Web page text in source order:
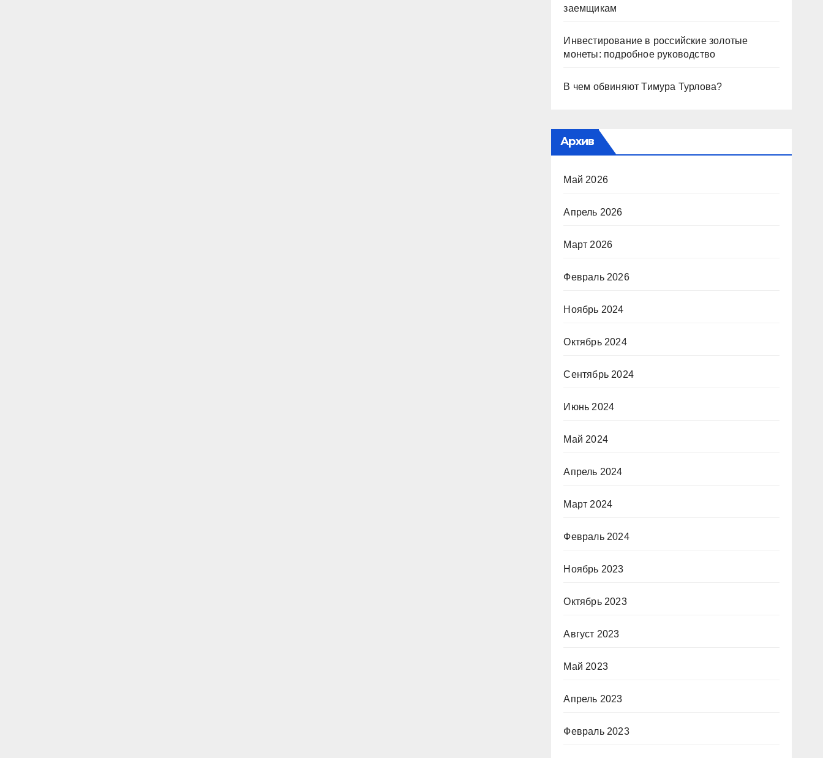
заемщикам
Инвестирование в российские золотые
монеты: подробное руководство
В чем обвиняют Тимура Турлова?
Архив
Май 2026
Апрель 2026
Март 2026
Февраль 2026
Ноябрь 2024
Октябрь 2024
Сентябрь 2024
Июнь 2024
Май 2024
Апрель 2024
Март 2024
Февраль 2024
Ноябрь 2023
Октябрь 2023
Август 2023
Май 2023
Апрель 2023
Февраль 2023